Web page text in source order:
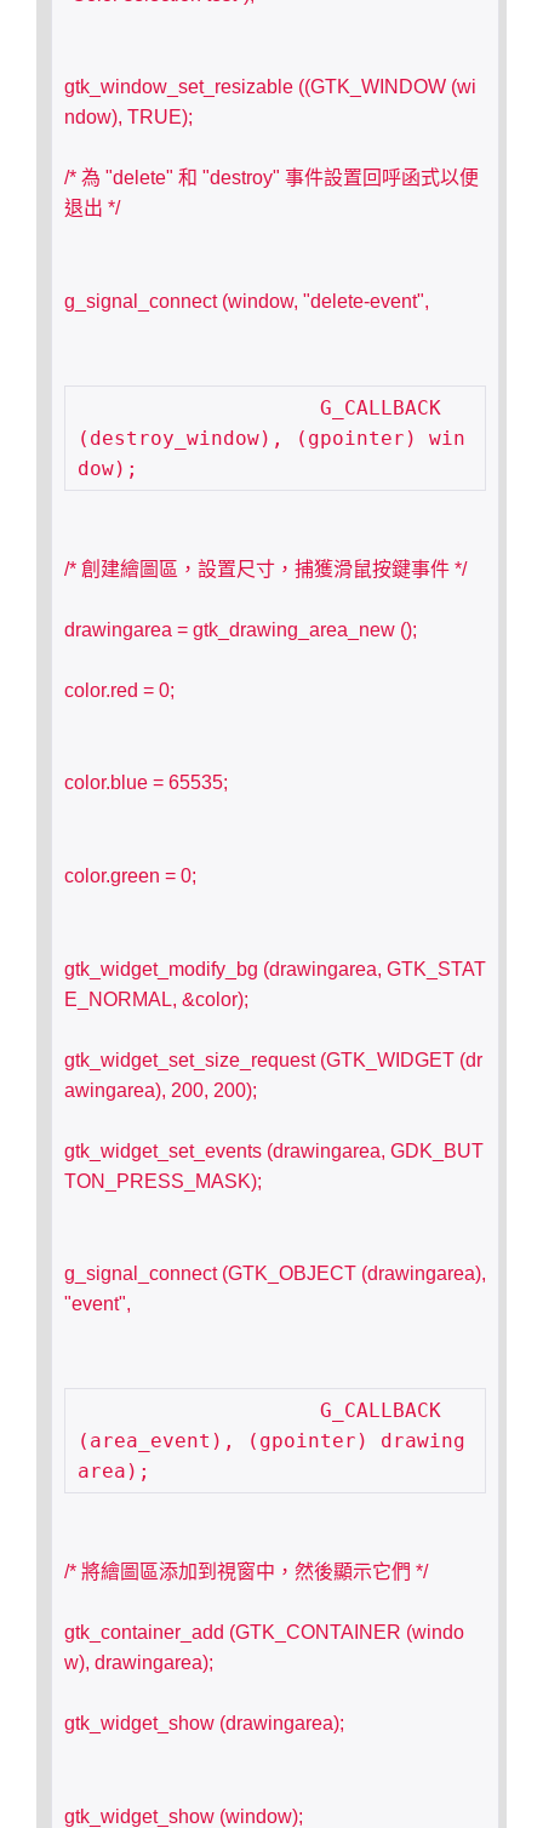
gtk_window_set_resizable ((GTK_WINDOW (wi
ndow), TRUE);
/* 為 "delete" 和 "destroy" 事件設置回呼函式以便
退出 */
g_signal_connect (window, "delete-event",
(destroy_window), (gpointer) win
/* 創建繪圖區，設置尺寸，捕獲滑鼠按鍵事件 */
drawingarea = gtk_drawing_area_new ();
color.red = 0;
color.blue = 65535;
color.green = 0;
gtk_widget_modify_bg (drawingarea, GTK_STAT
E_NORMAL, &color);
gtk_widget_set_size_request (GTK_WIDGET (dr
awingarea), 200, 200);
gtk_widget_set_events (drawingarea, GDK_BUT
TON_PRESS_MASK);
g_signal_connect (GTK_OBJECT (drawingarea),
"event",
(area_event), (gpointer) drawing
/* 將繪圖區添加到視窗中，然後顯示它們 */
gtk_container_add (GTK_CONTAINER (windo
w), drawingarea);
gtk_widget_show (drawingarea);
gtk_widget_show (window);